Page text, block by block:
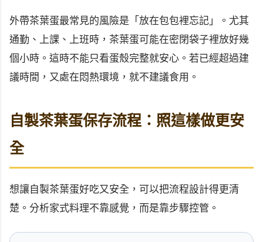
外帶茶葉蛋最常見的風險是「放在包包裡忘記」。尤其
通勤、上課、上班時，茶葉蛋可能在密閉袋子裡放好幾
個小時。這時不能只看蛋殼完整就安心。若已經超過建
議時間，又處在悶熱環境，就不建議食用。
自製茶葉蛋保存流程：照這樣做更安
全
想讓自製茶葉蛋好吃又安全，可以把流程設計得更清
楚。分析家式料理不靠感覺，而是靠步驟控管。